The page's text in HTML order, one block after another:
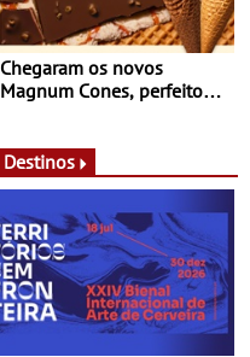
Chegaram os novos
Magnum Cones, perfeitos
Destinos